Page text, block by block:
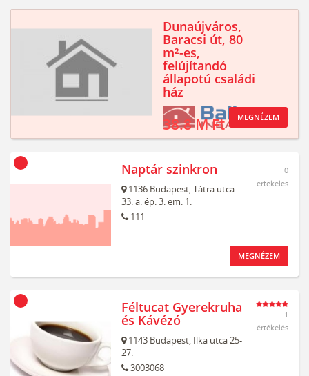
Dunaújváros,
Baracsi út, 80
m²-es,
felújítandó
állapotú családi
ház
38.8 M Ft MEGNÉZEM
Naptár szinkron
1136 Budapest,Tátra utca
33. a. ép. 3. em. 1.
111
0
értékelés
MEGNÉZEM
Féltucat Gyerekruha
és Kávézó
1143 Budapest, Ilka utca 25-
27.
3003068
1
értékelés